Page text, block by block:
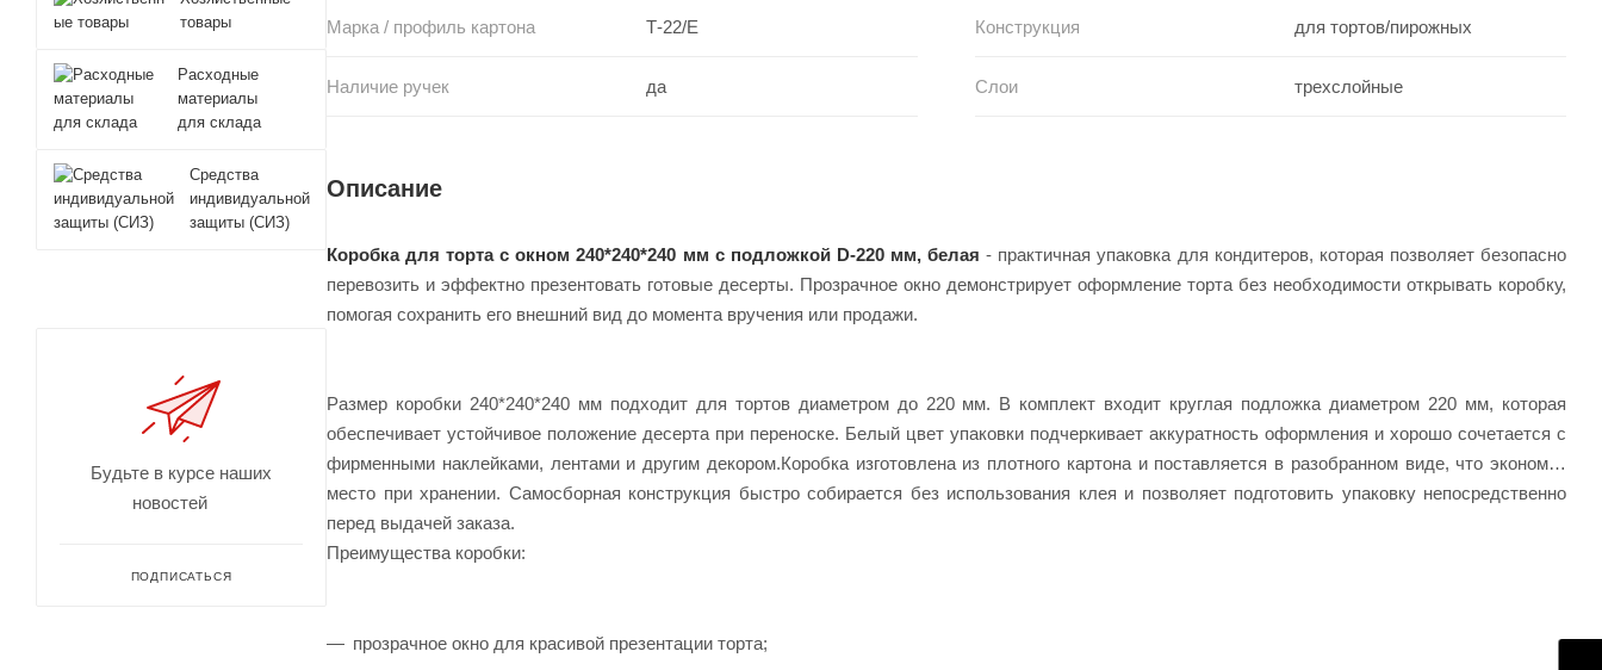
Марка / профиль картона Т-22/Е Конструкция для тортов/пирожных
Наличие ручек да Слои трехслойные
Описание
Коробка для торта с окном 240*240*240 мм с подложкой D-220 мм, белая - практичная упаковка для кондитеров, которая позволяет безопасно
перевозить и эффектно презентовать готовые десерты. Прозрачное окно демонстрирует оформление торта без необходимости открывать коробку,
помогая сохранить его внешний вид до момента вручения или продажи.
Размер коробки 240*240*240 мм подходит для тортов диаметром до 220 мм. В комплект входит круглая подложка диаметром 220 мм, которая
обеспечивает устойчивое положение десерта при переноске. Белый цвет упаковки подчеркивает аккуратность оформления и хорошо сочетается с
фирменными наклейками, лентами и другим декором.Коробка изготовлена из плотного картона и поставляется в разобранном виде, что экономит
место при хранении. Самосборная конструкция быстро собирается без использования клея и позволяет подготовить упаковку непосредственно
перед выдачей заказа.
Преимущества коробки:
прозрачное окно для красивой презентации торта;
товары
Расходные
материалы
для склада
Средства
индивидуальной
защиты (СИЗ)
Будьте в курсе наших
новостей
ПОДПИСАТЬСЯ